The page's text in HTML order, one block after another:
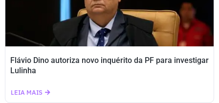
Flávio Dino autoriza novo inquérito da PF para investigar
Lulinha
LEIA MAIS